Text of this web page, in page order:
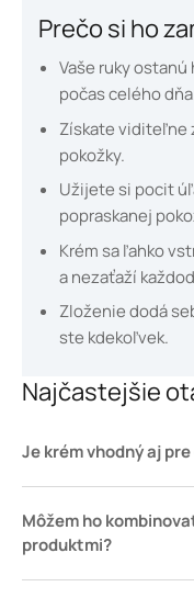
Prečo si ho
Vaše ruky
počas celého
Získate viditeľne
pokožky.
Užijete si pocit
popraskanej
Krém sa ľahko
a nezaťaží
Zloženie dodá
ste kdekoľvek.
Najčastejšie
Je krém vhodný aj
Môžem ho
produktmi?